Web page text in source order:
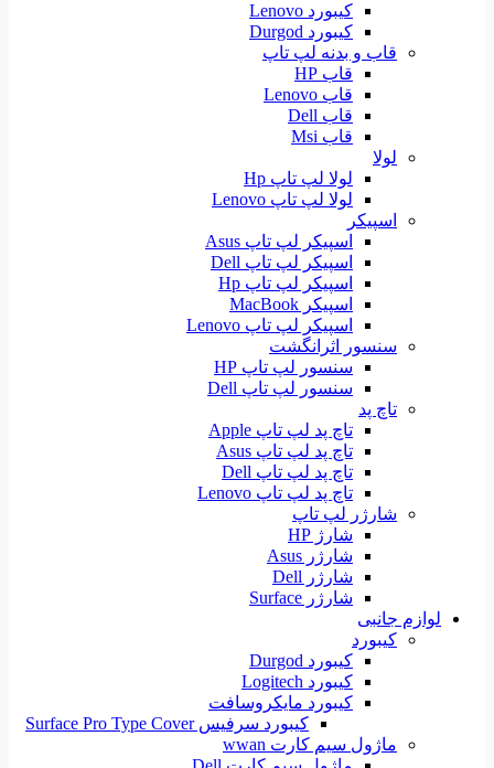
کیبورد Lenovo
کیبورد Durgod
قاب و بدنه لپ تاپ
قاب HP
قاب Lenovo
قاب Dell
قاب Msi
لولا
لولا لپ تاپ Hp
لولا لپ تاپ Lenovo
اسپیکر
اسپیکر لپ تاپ Asus
اسپیکر لپ تاپ Dell
اسپیکر لپ تاپ Hp
اسپیکر MacBook
اسپیکر لپ تاپ Lenovo
سنسور اثرانگشت
سنسور لپ تاپ HP
سنسور لپ تاپ Dell
تاچ پد
تاچ پد لپ تاپ Apple
تاچ پد لپ تاپ Asus
تاچ پد لپ تاپ Dell
تاچ پد لپ تاپ Lenovo
شارژر لپ تاپ
شارژ HP
شارژر Asus
شارژر Dell
شارژر Surface
لوازم جانبی
کیبورد
کیبورد Durgod
کیبورد Logitech
کیبورد مایکروسافت
کیبورد سرفیس Surface Pro Type Cover
ماژول سیم کارت wwan